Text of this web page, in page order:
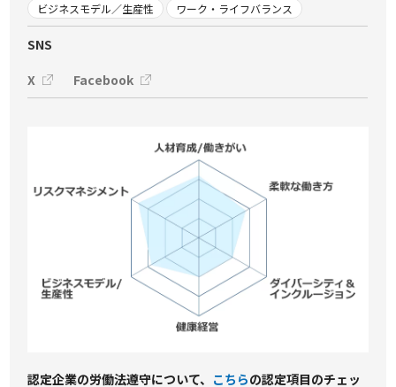
ビジネスモデル／生産性 ワーク・ライフバランス
SNS
X
Facebook
認定企業の労働法遵守について、 こちらの認定項⽬のチェッ